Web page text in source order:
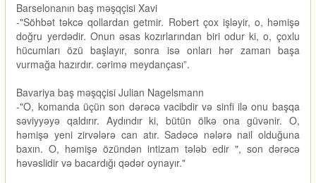
Barselonanın baş məşqçisi Xavi
-"Söhbət təkcə qollardan getmir. Robert çox işləyir, o, həmişə
doğru yerdədir. Onun əsas kozırlarından biri odur ki, o, çoxlu
hücumları özü başlayır, sonra isə onları hər zaman başa
vurmağa hazırdır. cərimə meydançası”.
Bavariya baş məşqçisi Julian Nagelsmann
-"O, komanda üçün son dərəcə vacibdir və sinfi ilə onu başqa
səviyyəyə qaldırır. Aydındır ki, bütün ölkə ona güvənir. O,
həmişə yeni zirvələrə can atır. Sadəcə nələrə nail olduğuna
baxın. O, həmişə özündən intizam tələb edir ", son dərəcə
həvəslidir və bacardığı qədər oynayır."